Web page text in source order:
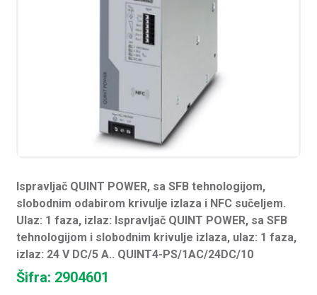
Ispravljač QUINT POWER, sa SFB tehnologijom,
slobodnim odabirom krivulje izlaza i NFC sučeljem.
Ulaz: 1 faza, izlaz: Ispravljač QUINT POWER, sa SFB
tehnologijom i slobodnim krivulje izlaza, ulaz: 1 faza,
izlaz: 24 V DC/5 A.. QUINT4-PS/1AC/24DC/10
Šifra: 2904601